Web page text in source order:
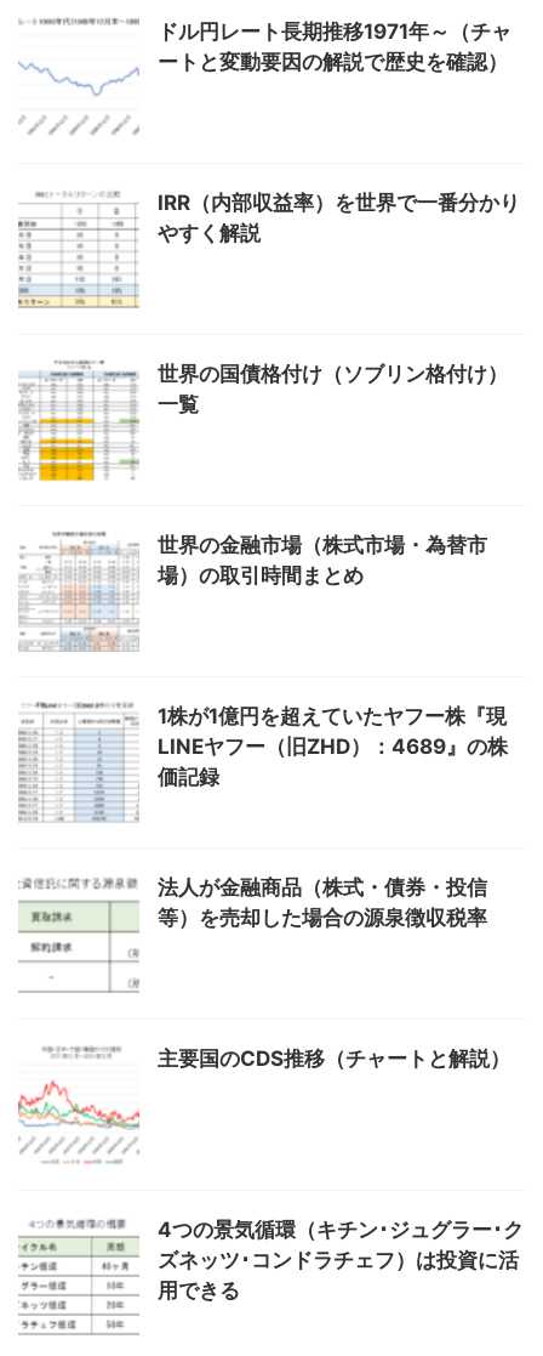
ドル円レート長期推移1971年～（チャ
ートと変動要因の解説で歴史を確認）
IRR（内部収益率）を世界で一番分かり
やすく解説
世界の国債格付け（ソブリン格付け）
一覧
世界の金融市場（株式市場・為替市
場）の取引時間まとめ
1株が1億円を超えていたヤフー株『現
LINEヤフー（旧ZHD）：4689』の株
価記録
法人が金融商品（株式・債券・投信
等）を売却した場合の源泉徴収税率
主要国のCDS推移（チャートと解説）
4つの景気循環（キチン･ジュグラー･ク
ズネッツ･コンドラチェフ）は投資に活
用できる